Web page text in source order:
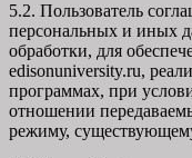
5.2. Пользователь
персональных и иных
обработки, для
edisonuniversity.ru,
программах, при
отношении
режиму,